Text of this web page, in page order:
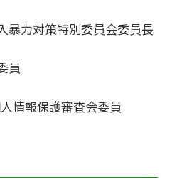
暴力対策特別委員会委員長
員
情報保護審査会委員